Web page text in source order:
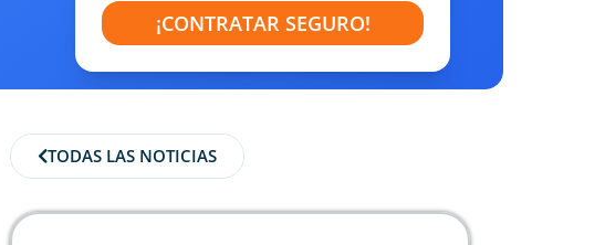
¡CONTRATAR SEGURO!
TODAS LAS NOTICIAS